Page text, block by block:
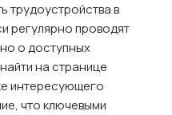
трудоустройства в
регулярно проводят
о доступных
на странице
интересующего
что ключевыми